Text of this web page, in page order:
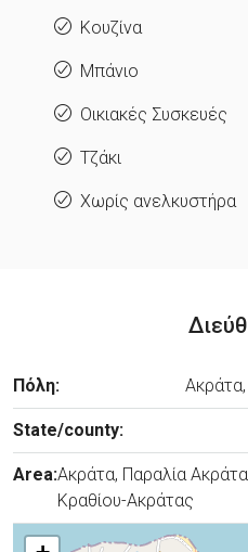
Κουζίνα
Μπάνιο
Οικιακές Συσκευές
Τζάκι
Χωρίς ανελκυστήρα
Πόλη: Ακράτα,
State/county:
Area:Ακράτα, Παραλία
Κραθίου-Ακράτας